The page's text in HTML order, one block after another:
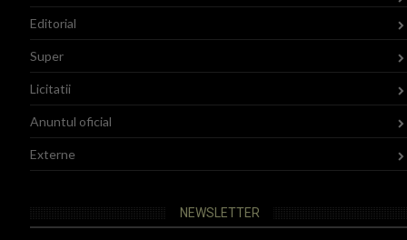
Editorial
Super
Licitatii
Anuntul oficial
Externe
NEWSLETTER